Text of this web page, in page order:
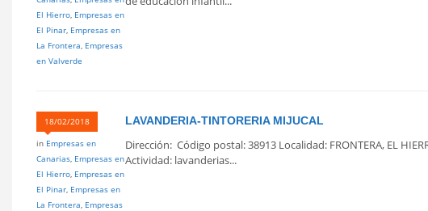
El Hierro, Empresas en
El Pinar, Empresas en
La Frontera, Empresas
en Valverde
18/02/2018
in Empresas en
Canarias, Empresas en
El Hierro, Empresas en
El Pinar, Empresas en
La Frontera, Empresas
LAVANDERIA-TINTORERIA MIJUCAL
Dirección: Código postal: 38913 Localidad: FRONTERA, EL
Actividad: lavanderias...